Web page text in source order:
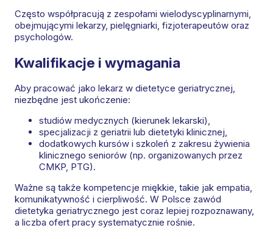
Często współpracują z zespołami wielodyscyplinarnymi,
obejmującymi lekarzy, pielęgniarki, fizjoterapeutów oraz
psychologów.
Kwalifikacje i wymagania
Aby pracować jako lekarz w dietetyce geriatrycznej,
niezbędne jest ukończenie:
studiów medycznych (kierunek lekarski),
specjalizacji z geriatrii lub dietetyki klinicznej,
dodatkowych kursów i szkoleń z zakresu żywienia
klinicznego seniorów (np. organizowanych przez
CMKP, PTG).
Ważne są także kompetencje miękkie, takie jak empatia,
komunikatywność i cierpliwość. W Polsce zawód
dietetyka geriatrycznego jest coraz lepiej rozpoznawany,
a liczba ofert pracy systematycznie rośnie.